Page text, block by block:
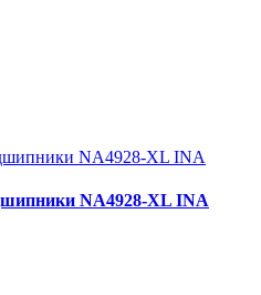
NA4928-XL INA